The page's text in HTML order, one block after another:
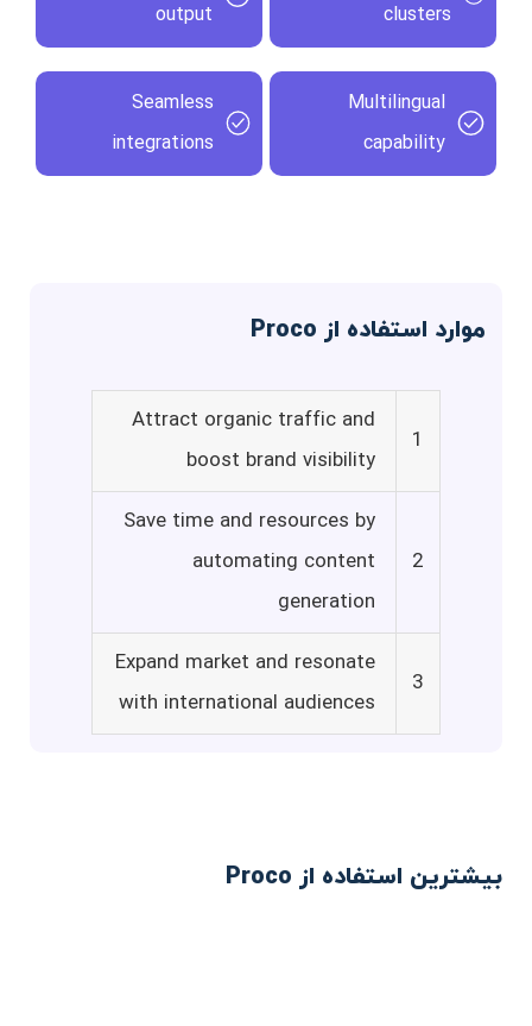
clusters
output
Multilingual
capability
Seamless
integrations
موارد استفاده از Proco
1
Attract organic traffic and
boost brand visibility
2
Save time and resources by
automating content
generation
3
Expand market and resonate
with international audiences
بیشترین استفاده از Proco